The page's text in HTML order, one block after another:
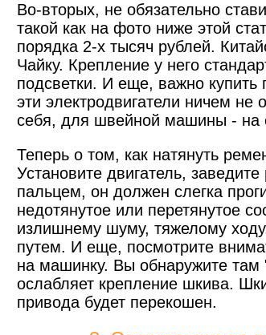
Во-вторых, не обязательно
такой как на фото ниже этой
порядка 2-х тысяч рублей.
Чайку. Крепление у него
подсветки. И еще, важно
эти электродвигатели ничем
себя, для швейной машины - на
Теперь о том, как натянуть
Установите двигатель,
пальцем, он должен слегка
недотянутое или перетянутое
излишнему шуму, тяжелому
путем. И еще, посмотрите
на машинку. Вы обнаружите там
ослабляет крепление шкива.
привода будет перекошен.